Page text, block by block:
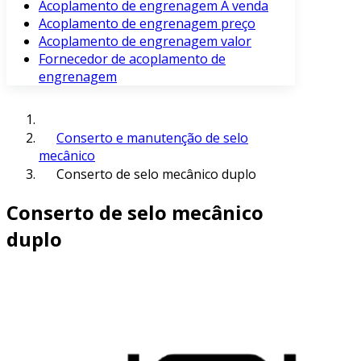
Acoplamento de engrenagem À venda
Acoplamento de engrenagem preço
Acoplamento de engrenagem valor
Fornecedor de acoplamento de
engrenagem
Conserto e manutenção de selo
mecânico
Conserto de selo mecânico duplo
Conserto de selo mecânico
duplo